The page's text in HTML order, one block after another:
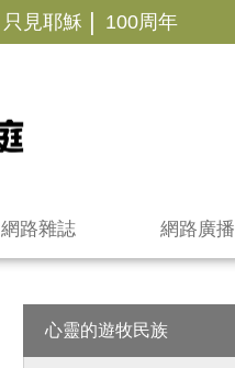
只見耶穌 | 100周年
網路雜誌 網路廣播
心靈的遊牧民族